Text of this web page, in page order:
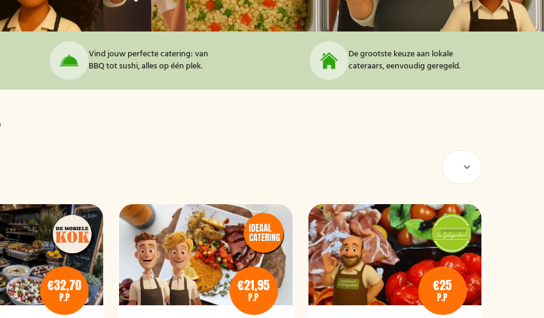
Vind jouw perfecte catering: van
BBQ tot sushi, alles op één plek.
De grootste keuze aan lokale
cateraars, eenvoudig geregeld.
€32,70
P.P
€21,95
P.P
€25
P.P